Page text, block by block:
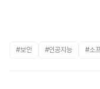
#보안 #인공지능 #소